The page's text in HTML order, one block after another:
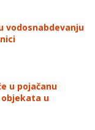
vodosnabdevanju
u pojačanu
u